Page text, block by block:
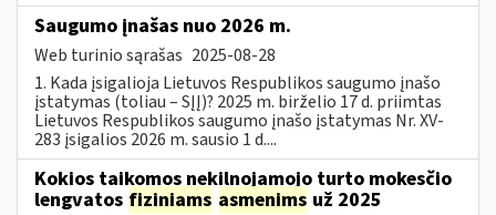
Saugumo įnašas nuo 2026 m.
Web turinio sąrašas 2025-08-28
1. Kada įsigalioja Lietuvos Respublikos saugumo įnašo
įstatymas (toliau – SĮĮ)? 2025 m. birželio 17 d. priimtas
Lietuvos Respublikos saugumo įnašo įstatymas Nr. XV-
283 įsigalios 2026 m. sausio 1 d....
Kokios taikomos nekilnojamojo turto mokesčio
lengvatos fiziniams asmenims už 2025